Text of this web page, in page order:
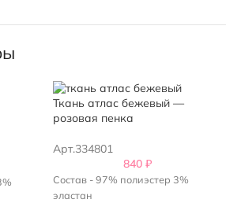
Ткань атлас бежевый —
розовая пенка
Арт.334801
840 ₽
Состав - 97% полиэстер 3%
эластан